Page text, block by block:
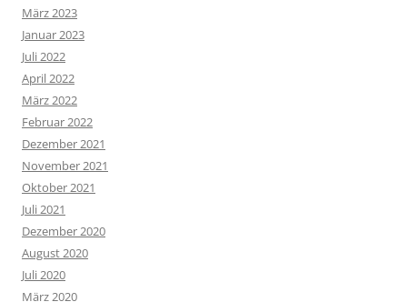
März 2023
Januar 2023
Juli 2022
April 2022
März 2022
Februar 2022
Dezember 2021
November 2021
Oktober 2021
Juli 2021
Dezember 2020
August 2020
Juli 2020
März 2020